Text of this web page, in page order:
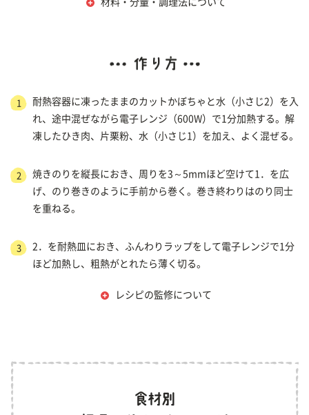
材料・分量・調理法について
1
耐熱容器に凍ったままのカットかぼちゃと水（小さじ2）を入
れ、途中混ぜながら電子レンジ（600W）で1分加熱する。解
凍したひき肉、片栗粉、水（小さじ1）を加え、よく混ぜる。
2
焼きのりを縦長におき、周りを3～5mmほど空けて1．を広
げ、のり巻きのように手前から巻く。巻き終わりはのり同士
を重ねる。
3
2．を耐熱皿におき、ふんわりラップをして電子レンジで1分
ほど加熱し、粗熱がとれたら薄く切る。
レシピの監修について